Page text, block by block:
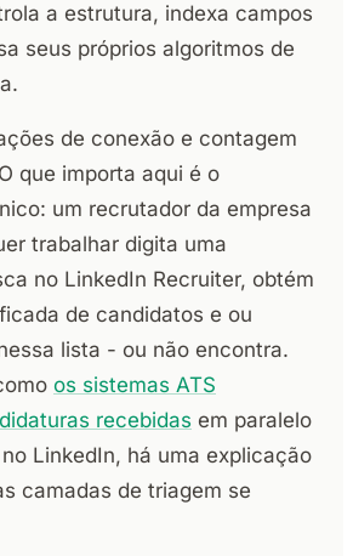
a estrutura, indexa campos
seus próprios algoritmos de
de conexão e contagem
que importa aqui é o
um recrutador da empresa
trabalhar digita uma
no LinkedIn Recruiter, obtém
de candidatos e ou
lista - ou não encontra.
os sistemas ATS
recebidas em paralelo
LinkedIn, há uma explicação
camadas de triagem se